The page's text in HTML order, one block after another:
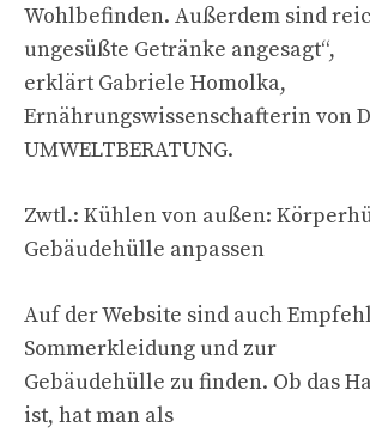
Wohlbefinden. Außerdem sind
ungesüßte Getränke angesagt“,
erklärt Gabriele Homolka,
Ernährungswissenschafterin von
UMWELTBERATUNG.
Zwtl.: Kühlen von außen:
Gebäudehülle anpassen
Auf der Website sind auch
Sommerkleidung und zur
Gebäudehülle zu finden. Ob das
ist, hat man als